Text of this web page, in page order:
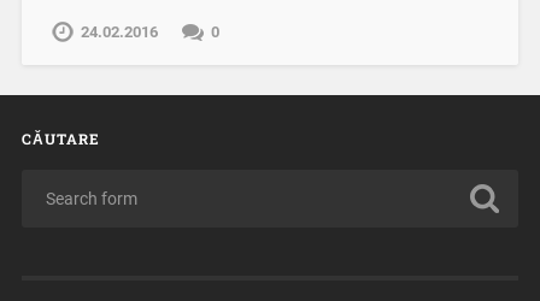
24.02.2016 0
CĂUTARE